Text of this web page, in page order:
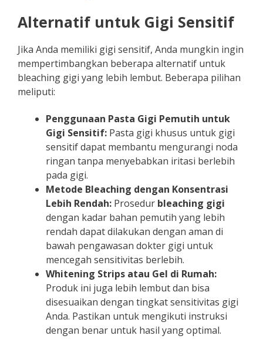
Alternatif untuk Gigi Sensitif
Jika Anda memiliki gigi sensitif, Anda mungkin ingin
mempertimbangkan beberapa alternatif untuk
bleaching gigi yang lebih lembut. Beberapa pilihan
meliputi:
Penggunaan Pasta Gigi Pemutih untuk
Gigi Sensitif: Pasta gigi khusus untuk gigi
sensitif dapat membantu mengurangi noda
ringan tanpa menyebabkan iritasi berlebih
pada gigi.
Metode Bleaching dengan Konsentrasi
Lebih Rendah: Prosedur bleaching gigi
dengan kadar bahan pemutih yang lebih
rendah dapat dilakukan dengan aman di
bawah pengawasan dokter gigi untuk
mencegah sensitivitas berlebih.
Whitening Strips atau Gel di Rumah:
Produk ini juga lebih lembut dan bisa
disesuaikan dengan tingkat sensitivitas gigi
Anda. Pastikan untuk mengikuti instruksi
dengan benar untuk hasil yang optimal.